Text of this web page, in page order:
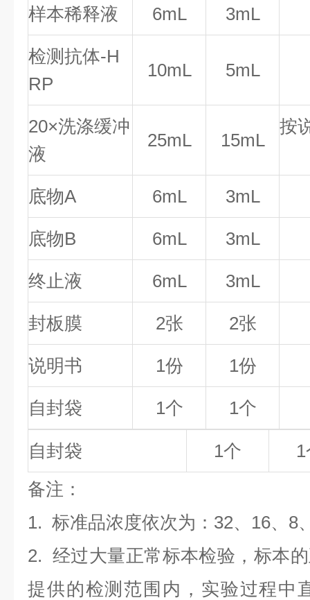
样本稀释液 6mL 3mL
检测抗体-H
RP
10mL 5mL
20×洗涤缓冲
液
25mL 15mL
按
底物A 6mL 3mL
底物B 6mL 3mL
终止液 6mL 3mL
封板膜 2张 2张
说明书 1份 1份
自封袋 1个 1个
自封袋 1个
备注 ：
1. 标准品浓度依次为：32、16、8
2. 经过大量正常标本检验，标本
提供的检测范围内，实验过程中